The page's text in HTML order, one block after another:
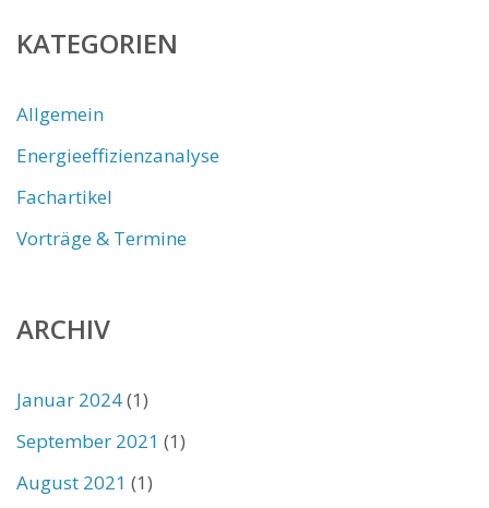
KATEGORIEN
Allgemein
Energieeffizienzanalyse
Fachartikel
Vorträge & Termine
ARCHIV
Januar 2024(1)
September 2021 (1)
August 2021 (1)